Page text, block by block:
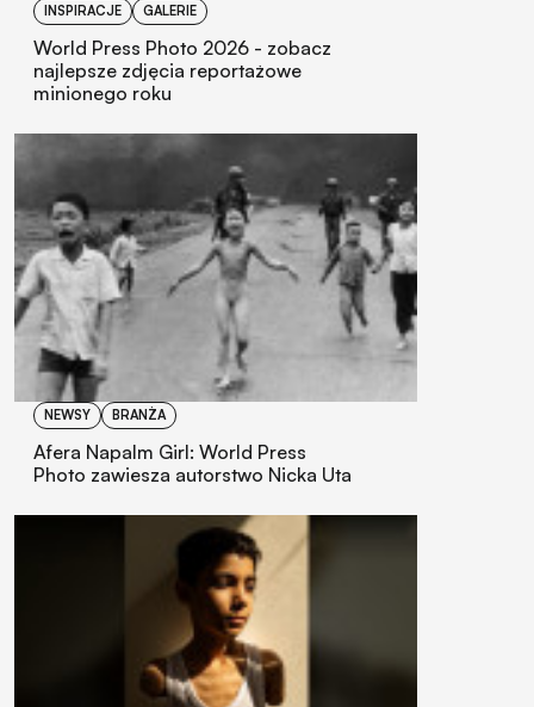
INSPIRACJE GALERIE
World Press Photo 2026 - zobacz
najlepsze zdjęcia reportażowe
minionego roku
NEWSY BRANŻA
Afera Napalm Girl: World Press
Photo zawiesza autorstwo Nicka Uta